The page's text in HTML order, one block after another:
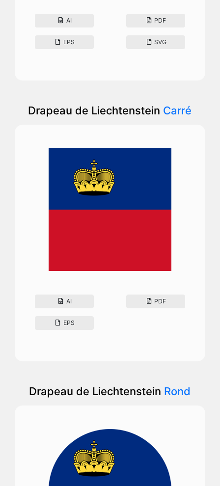
AI PDF
EPS SVG
Drapeau de Liechtenstein Carré
AI PDF
EPS
Drapeau de Liechtenstein Rond